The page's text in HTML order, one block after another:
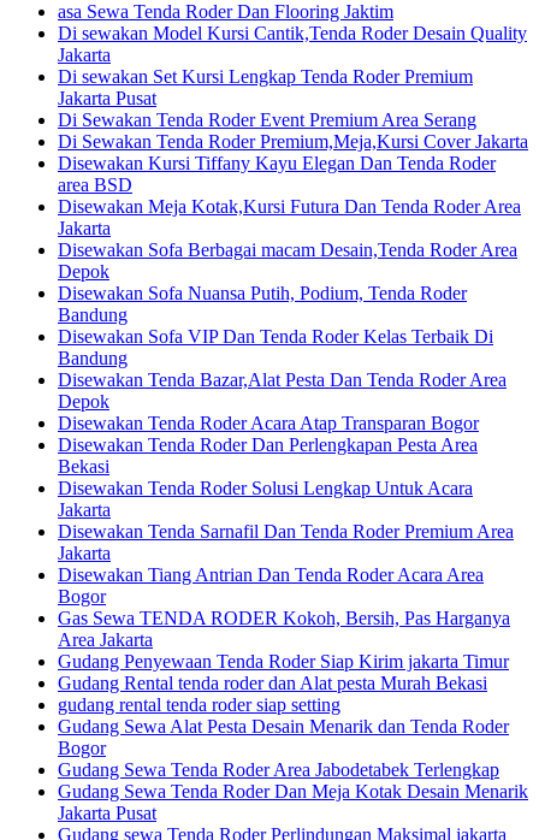
asa Sewa Tenda Roder Dan Flooring Jaktim
Di sewakan Model Kursi Cantik,Tenda Roder Desain Quality
Jakarta
Di sewakan Set Kursi Lengkap Tenda Roder Premium
Jakarta Pusat
Di Sewakan Tenda Roder Event Premium Area Serang
Di Sewakan Tenda Roder Premium,Meja,Kursi Cover Jakarta
Disewakan Kursi Tiffany Kayu Elegan Dan Tenda Roder
area BSD
Disewakan Meja Kotak,Kursi Futura Dan Tenda Roder Area
Jakarta
Disewakan Sofa Berbagai macam Desain,Tenda Roder Area
Depok
Disewakan Sofa Nuansa Putih, Podium, Tenda Roder
Bandung
Disewakan Sofa VIP Dan Tenda Roder Kelas Terbaik Di
Bandung
Disewakan Tenda Bazar,Alat Pesta Dan Tenda Roder Area
Depok
Disewakan Tenda Roder Acara Atap Transparan Bogor
Disewakan Tenda Roder Dan Perlengkapan Pesta Area
Bekasi
Disewakan Tenda Roder Solusi Lengkap Untuk Acara
Jakarta
Disewakan Tenda Sarnafil Dan Tenda Roder Premium Area
Jakarta
Disewakan Tiang Antrian Dan Tenda Roder Acara Area
Bogor
Gas Sewa TENDA RODER Kokoh, Bersih, Pas Harganya
Area Jakarta
Gudang Penyewaan Tenda Roder Siap Kirim jakarta Timur
Gudang Rental tenda roder dan Alat pesta Murah Bekasi
gudang rental tenda roder siap setting
Gudang Sewa Alat Pesta Desain Menarik dan Tenda Roder
Bogor
Gudang Sewa Tenda Roder Area Jabodetabek Terlengkap
Gudang Sewa Tenda Roder Dan Meja Kotak Desain Menarik
Jakarta Pusat
Gudang sewa Tenda Roder Perlindungan Maksimal jakarta